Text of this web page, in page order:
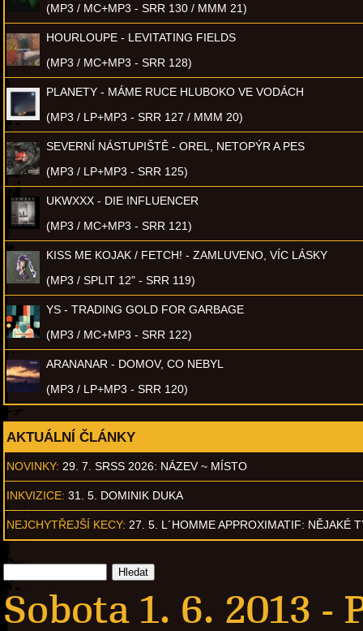
(MP3 / MC+MP3 - SRR 130 / MMM 21)
HOURLOUPE - LEVITATING FIELDS
(MP3 / MC+MP3 - SRR 128)
PLANETY - MÁME RUCE HLUBOKO VE VODÁCH
(MP3 / LP+MP3 - SRR 127 / MMM 20)
SEVERNÍ NÁSTUPIŠTĚ - OREL, NETOPÝR A PES
(MP3 / LP+MP3 - SRR 125)
UKWXXX - DIE INFLUENCER
(MP3 / MC+MP3 - SRR 121)
KISS ME KOJAK / FETCH! - ZAMLUVENO, VÍC LÁSKY
(MP3 / SPLIT 12" - SRR 119)
YS - TRADING GOLD FOR GARBAGE
(MP3 / MC+MP3 - SRR 122)
ARANANAR - DOMOV, CO NEBYL
(MP3 / LP+MP3 - SRR 120)
AKTUÁLNÍ ČLÁNKY
NOVINKY: 29. 7. SRSS 2026: NÁZEV ~ MÍSTO
INKVIZICE: 31. 5. DOMINIK DUKA
NEJCHYTŘEJŠÍ KECY: 27. 5. L´HOMME APPROXIMATIF: NĚJAKÉ
Sobota 1. 6. 2013 -